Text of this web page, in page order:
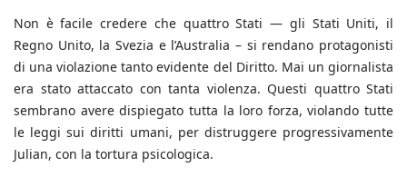
Non è facile credere che quattro Stati — gli Stati Uniti, il
Regno Unito, la Svezia e l’Australia – si rendano protagonisti
di una violazione tanto evidente del Diritto. Mai un giornalista
era stato attaccato con tanta violenza. Questi quattro Stati
sembrano avere dispiegato tutta la loro forza, violando tutte
le leggi sui diritti umani, per distruggere progressivamente
Julian, con la tortura psicologica.